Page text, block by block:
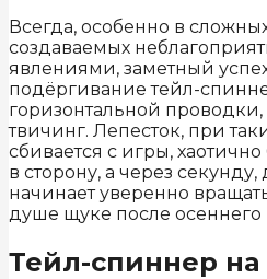
Всегда, особенно в
создаваемых
явлениями, заметный
подёргивание тейл-
горизонтальной
твичинг. Лепесток, при
сбивается с игры,
в сторону, а через
начинает уверенно
душе щуке после
Тейл-спиннер на